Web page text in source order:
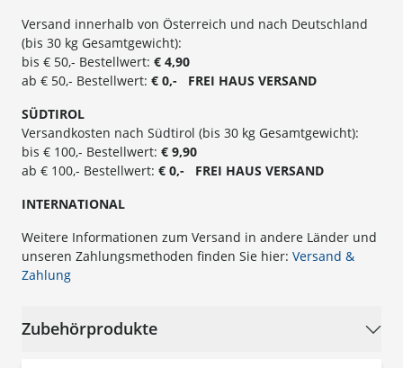
Versand innerhalb von Österreich und nach Deutschland
(bis 30 kg Gesamtgewicht):
bis € 50,- Bestellwert: € 4,90
ab € 50,- Bestellwert: € 0,- FREI HAUS VERSAND
SÜDTIROL
Versandkosten nach Südtirol (bis 30 kg Gesamtgewicht):
bis € 100,- Bestellwert: € 9,90
ab € 100,- Bestellwert: € 0,- FREI HAUS VERSAND
INTERNATIONAL
Weitere Informationen zum Versand in andere Länder und
unseren Zahlungsmethoden finden Sie hier: Versand &
Zahlung
Zubehörprodukte